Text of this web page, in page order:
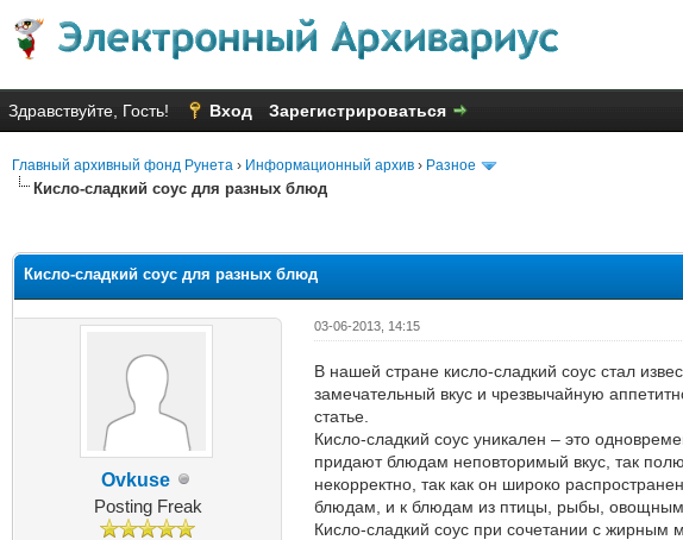
Здравствуйте, Гость! Вход Зарегистрироваться
Главный архивный фонд Рунета › Информационный архив › Разное
Кисло-сладкий соус для разных блюд
Кисло-сладкий соус для разных блюд
Ovkuse
Posting Freak
03-06-2013, 14:15
В нашей стране кисло-сладкий соус стал
замечательный вкус и чрезвычайную
статье.
Кисло-сладкий соус уникален – это
придают блюдам неповторимый вкус, так
некорректно, так как он широко
блюдам, и к блюдам из птицы, рыбы, овощным
Кисло-сладкий соус при сочетании с жирным